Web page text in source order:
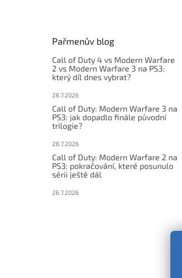
Pařmenův blog
Call of Duty 4 vs Modern Warfare
2 vs Modern Warfare 3 na PS3:
který díl dnes vybrat?
28.7.2026
Call of Duty: Modern Warfare 3 na
PS3: jak dopadlo finále původní
trilogie?
28.7.2026
Call of Duty: Modern Warfare 2 na
PS3: pokračování, které posunulo
sérii ještě dál
26.7.2026